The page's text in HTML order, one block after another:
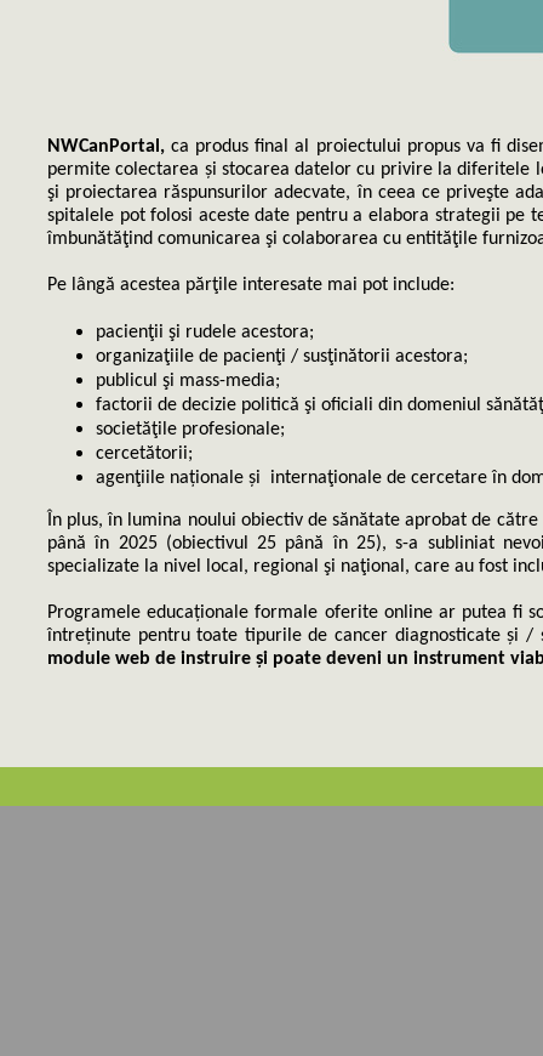
NWCanPortal,ca produs final al proiectului propus va fi
permite colectarea și stocarea datelor cu privire la diferitele
şi proiectarea răspunsurilor adecvate, în ceea ce priveşte
spitalele pot folosi aceste date pentru a elabora strategii pe
îmbunătăţind comunicarea şi colaborarea cu entităţile
Pe lângă acestea părţile interesate mai pot include:
pacienţii şi rudele acestora;
organizaţiile de pacienţi / susţinătorii acestora;
publicul şi mass-media;
factorii de decizie politică şi oficiali din domeniul
societăţile profesionale;
cercetătorii;
agenţiile naționale și internaţionale de cercetare în
În plus, în lumina noului obiectiv de sănătate aprobat de
până în 2025 (obiectivul 25 până în 25), s-a subliniat
specializate la nivel local, regional şi naţional, care au fost
Programele educaționale formale oferite online ar putea fi
întreținute pentru toate tipurile de cancer diagnosticate și
module web de instruire și poate deveni un instrument